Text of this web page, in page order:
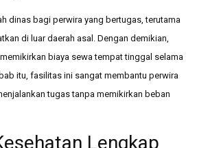
dinas bagi perwira yang bertugas, terutama
di luar daerah asal. Dengan demikian,
biaya sewa tempat tinggal selama
itu, fasilitas ini sangat membantu perwira
tugas tanpa memikirkan beban
Lengkap